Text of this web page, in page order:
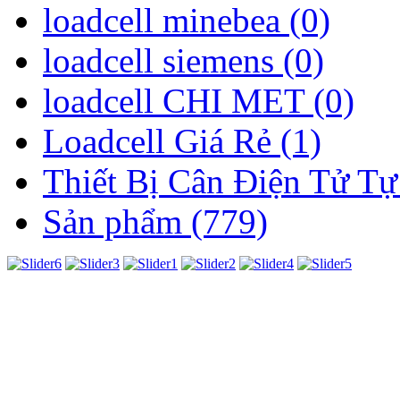
loadcell minebea (0)
loadcell siemens (0)
loadcell CHI MET (0)
Loadcell Giá Rẻ (1)
Thiết Bị Cân Điện Tử
Sản phẩm (779)